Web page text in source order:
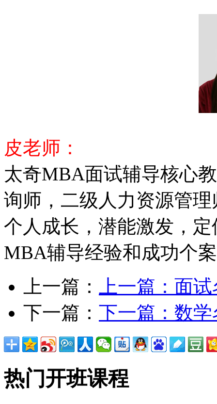
皮老师：
太奇MBA面试辅导核心
询师，二级人力资源管
个人成长，潜能激发，
MBA辅导经验和成功个
上一篇：
上一篇： 面试
下一篇： 下一篇： 数学
热门开班课程